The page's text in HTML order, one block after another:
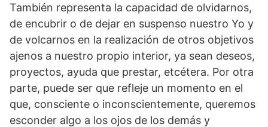
También representa la capacidad de olvidarnos,
de encubrir o de dejar en suspenso nuestro Yo y
de volcarnos en la realización de otros objetivos
ajenos a nuestro propio interior, ya sean deseos,
proyectos, ayuda que prestar, etcétera. Por otra
parte, puede ser que refleje un momento en el
que, consciente o inconscientemente, queremos
esconder algo a los ojos de los demás y